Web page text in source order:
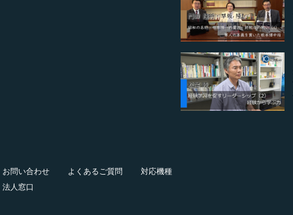
お問い合わせ よくあるご質問
対応機種
法人窓口